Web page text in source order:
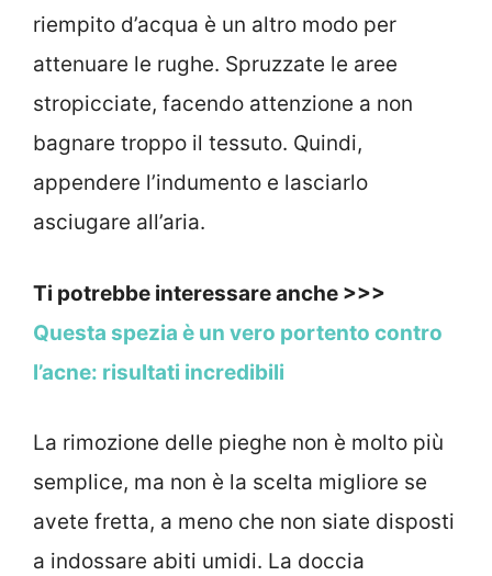
riempito d’acqua è un altro modo per
attenuare le rughe. Spruzzate le aree
stropicciate, facendo attenzione a non
bagnare troppo il tessuto. Quindi,
appendere l’indumento e lasciarlo
asciugare all’aria.
Ti potrebbe interessare anche >>>
Questa spezia è un vero portento contro
l’acne: risultati incredibili
La rimozione delle pieghe non è molto più
semplice, ma non è la scelta migliore se
avete fretta, a meno che non siate disposti
a indossare abiti umidi. La doccia